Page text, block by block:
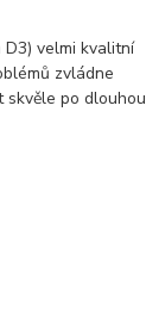
D3) velmi kvalitní
zvládne
skvěle po dlouhou